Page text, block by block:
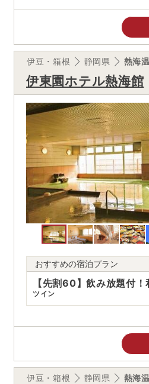
伊豆・箱根 静岡県 熱海
伊東園ホテル熱海館
おすすめの宿泊プラン
【先割60】飲み放題付
ツイン
伊豆・箱根 静岡県 熱海